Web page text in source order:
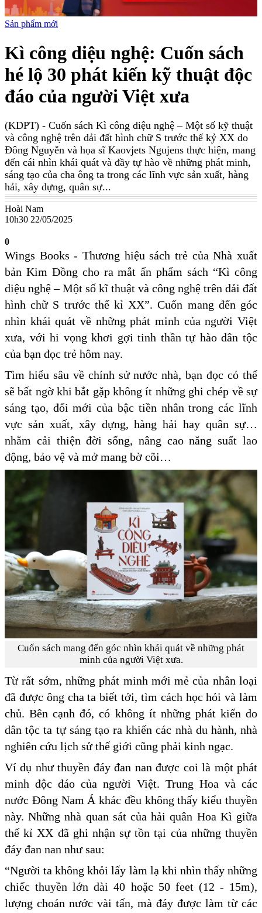
Sản phẩm mới
Kì công diệu nghệ: Cuốn sách
hé lộ 30 phát kiến kỹ thuật độc
đáo của người Việt xưa
(KDPT) - Cuốn sách Kì công diệu nghệ – Một số kỹ thuật
và công nghệ trên dải đất hình chữ S trước thế kỷ XX do
Đông Nguyễn và họa sĩ Kaovjets Ngujens thực hiện, mang
đến cái nhìn khái quát và đầy tự hào về những phát minh,
sáng tạo của cha ông ta trong các lĩnh vực sản xuất, hàng
hải, xây dựng, quân sự...
Hoài Nam
10h30 22/05/2025
0
Wings Books - Thương hiệu sách trẻ của Nhà xuất
bản Kim Đồng cho ra mắt ấn phẩm sách “Kì công
diệu nghệ – Một số kĩ thuật và công nghệ trên dải đất
hình chữ S trước thế kỉ XX”. Cuốn mang đến góc
nhìn khái quát về những phát minh của người Việt
xưa, với hi vọng khơi gợi tinh thần tự hào dân tộc
của bạn đọc trẻ hôm nay.
Tìm hiểu sâu về chính sử nước nhà, bạn đọc có thể
sẽ bất ngờ khi bắt gặp không ít những ghi chép về sự
sáng tạo, đổi mới của bậc tiền nhân trong các lĩnh
vực sản xuất, xây dựng, hàng hải hay quân sự…
nhằm cải thiện đời sống, nâng cao năng suất lao
động, bảo vệ và mở mang bờ cõi…
Cuốn sách mang đến góc nhìn khái quát về những phát
minh của người Việt xưa.
Từ rất sớm, những phát minh mới mẻ của nhân loại
đã được ông cha ta biết tới, tìm cách học hỏi và làm
chủ. Bên cạnh đó, có không ít những phát kiến do
dân tộc ta tự sáng tạo ra khiến các nhà du hành, nhà
nghiên cứu lịch sử thế giới cũng phải kinh ngạc.
Ví dụ như thuyền đáy đan nan được coi là một phát
minh độc đáo của người Việt. Trung Hoa và các
nước Đông Nam Á khác đều không thấy kiểu thuyền
này. Những nhà quan sát của hải quân Hoa Kì giữa
thế kỉ XX đã ghi nhận sự tồn tại của những thuyền
đáy đan nan như sau:
“Người ta không khỏi lấy làm lạ khi nhìn thấy những
chiếc thuyền lớn dài 40 hoặc 50 feet (12 - 15m),
lượng choán nước vài tấn, mà đáy được làm từ các